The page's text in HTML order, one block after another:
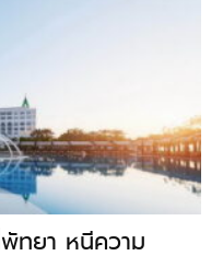
ทยา หนีความ